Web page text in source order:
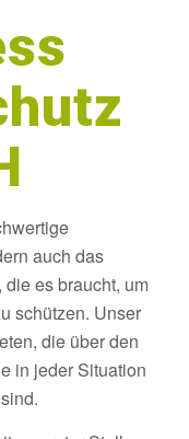
auch das
es braucht, um
schützen. Unser
die über den
in jeder Situation